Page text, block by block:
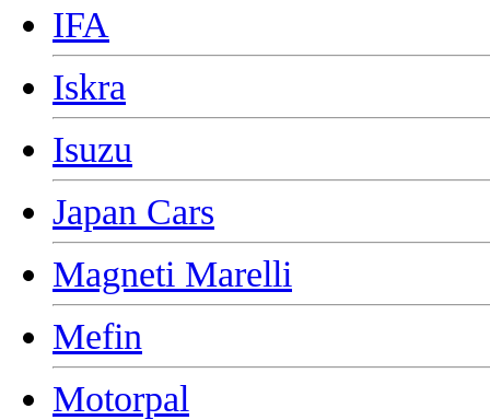
IFA
Iskra
Isuzu
Japan Cars
Magneti Marelli
Mefin
Motorpal